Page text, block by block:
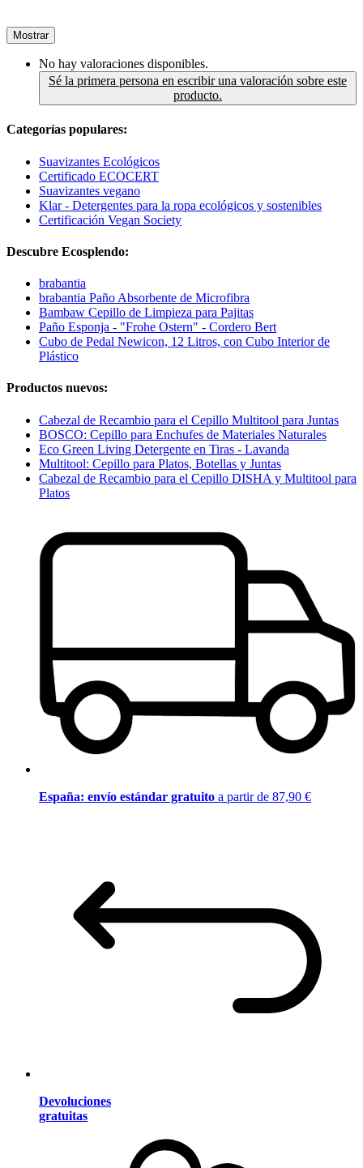
Mostrar
No hay valoraciones disponibles.
Sé la primera persona en escribir una valoración sobre este
producto.
Categorías populares:
Suavizantes Ecológicos
Certificado ECOCERT
Suavizantes vegano
Klar - Detergentes para la ropa ecológicos y sostenibles
Certificación Vegan Society
Descubre Ecosplendo:
brabantia
brabantia Paño Absorbente de Microfibra
Bambaw Cepillo de Limpieza para Pajitas
Paño Esponja - "Frohe Ostern" - Cordero Bert
Cubo de Pedal Newicon, 12 Litros, con Cubo Interior de
Plástico
Productos nuevos:
Cabezal de Recambio para el Cepillo Multitool para Juntas
BOSCO: Cepillo para Enchufes de Materiales Naturales
Eco Green Living Detergente en Tiras - Lavanda
Multitool: Cepillo para Platos, Botellas y Juntas
Cabezal de Recambio para el Cepillo DISHA y Multitool para
Platos
España: envío estándar gratuito a partir de 87,90 €
Devoluciones
gratuitas